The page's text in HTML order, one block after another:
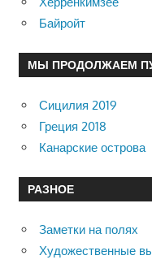
Байройт
МЫ ПРОДОЛЖАЕМ
Сицилия 2019
Греция 2018
Канарские острова
РАЗНОЕ
Заметки на полях
Художественные